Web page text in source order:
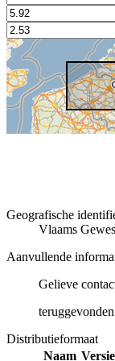
Geografische
Vlaams
Aanvullende
Gelieve
Distributieformaat
Naam Versie